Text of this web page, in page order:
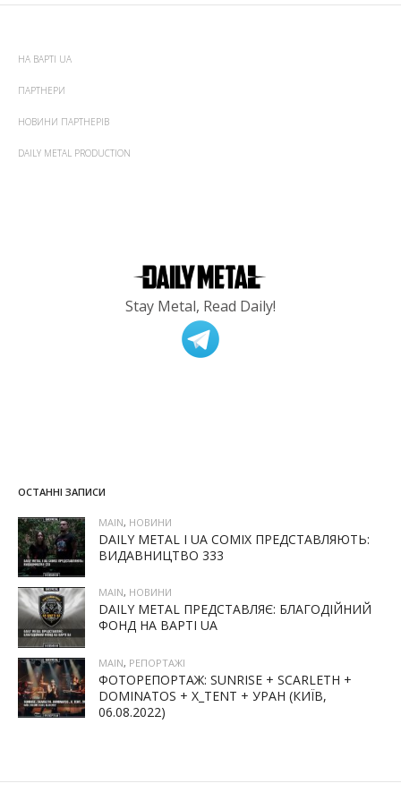
НА ВАРТІ UA
ПАРТНЕРИ
НОВИНИ ПАРТНЕРІВ
DAILY METAL PRODUCTION
Stay Metal, Read Daily!
ОСТАННІ ЗАПИСИ
MAIN, НОВИНИ
DAILY METAL І UA COMIX ПРЕДСТАВЛЯЮТЬ:
ВИДАВНИЦТВО 333
MAIN, НОВИНИ
DAILY METAL ПРЕДСТАВЛЯЄ: БЛАГОДІЙНИЙ
ФОНД НА ВАРТІ UA
MAIN, РЕПОРТАЖІ
ФОТОРЕПОРТАЖ: SUNRISE + SCARLETH +
DOMINATOS + X_TENT + УРАН (КИЇВ,
06.08.2022)